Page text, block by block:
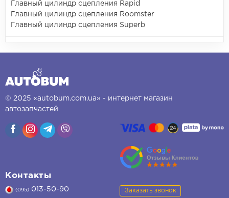
Главный цилиндр сцепления Rapid
Главный цилиндр сцепления Roomster
Главный цилиндр сцепления Superb
© 2025 «autobum.com.ua» - интернет магазин
автозапчастей
Контакты
(095) 013-50-90 Заказать звонок